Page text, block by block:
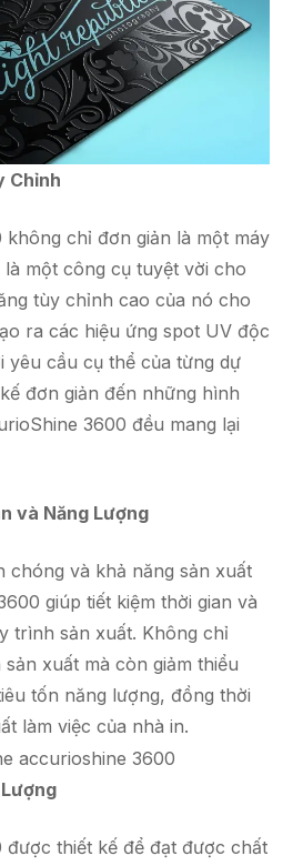
Chỉnh
không chỉ đơn giản là một máy
một công cụ tuyệt vời cho
tùy chỉnh cao của nó cho
ra các hiệu ứng spot UV độc
yêu cầu cụ thể của từng dự
đơn giản đến những hình
3600 đều mang lại
và Năng Lượng
chóng và khả năng sản xuất
giúp tiết kiệm thời gian và
trình sản xuất. Không chỉ
xuất mà còn giảm thiểu
tốn năng lượng, đồng thời
làm việc của nhà in.
được thiết kế để đạt được chất